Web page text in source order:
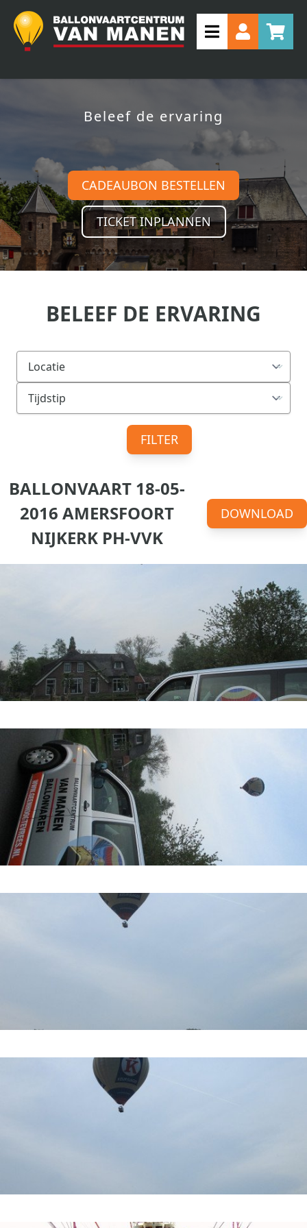
Beleef de ervaring
CADEAUBON BESTELLEN
TICKET INPLANNEN
BELEEF DE ERVARING
FILTER
BALLONVAART 18-05-
2016 AMERSFOORT
NIJKERK PH-VVK
DOWNLOAD